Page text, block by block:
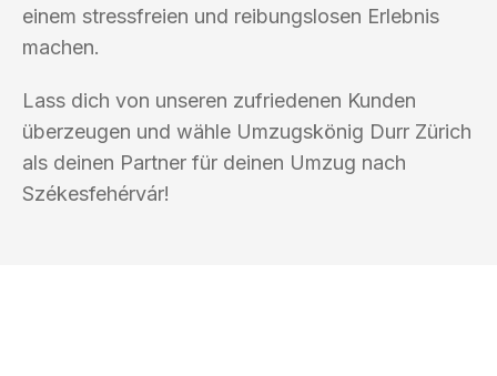
einem stressfreien und reibungslosen Erlebnis
machen.
Lass dich von unseren zufriedenen Kunden
überzeugen und wähle Umzugskönig Durr Zürich
als deinen Partner für deinen Umzug nach
Székesfehérvár!